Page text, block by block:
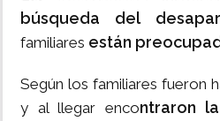
búsqueda del
familiares están
Según los familiares fueron
y al llegar encontraron